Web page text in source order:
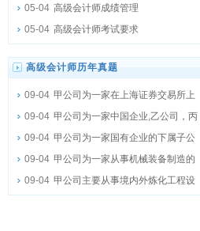
05-04 高级会计师成绩管理
05-04 高级会计师考试要求
高级会计师历年真题
09-04 甲公司为一家在上海证券交易所上
09-04 甲公司为一家中国企业,乙公司，丙
09-04 甲公司为一家国有企业的下属子公
09-04 甲公司为一家从事机械装备制造的
09-04 甲公司主要从事境内外炼化工程设